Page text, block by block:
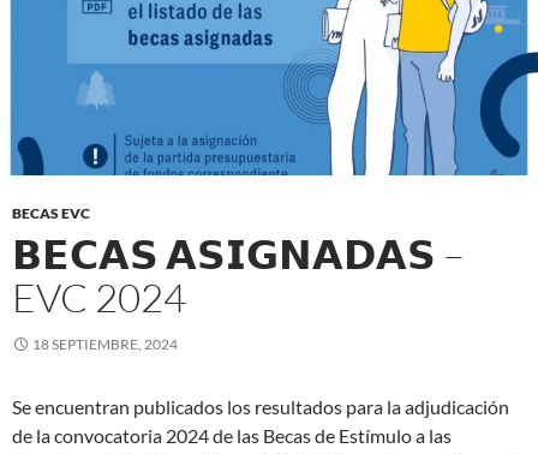
BECAS EVC
𝗕𝗘𝗖𝗔𝗦 𝗔𝗦𝗜𝗚𝗡𝗔𝗗𝗔𝗦 –
EVC 2024
18 SEPTIEMBRE, 2024
Se encuentran publicados los resultados para la adjudicación
de la convocatoria 2024 de las Becas de Estímulo a las